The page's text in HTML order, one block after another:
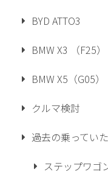
BYD ATTO3
BMW X3 （F25）
BMW X5（G05）
クルマ検討
過去の乗ってい
ステップワゴ